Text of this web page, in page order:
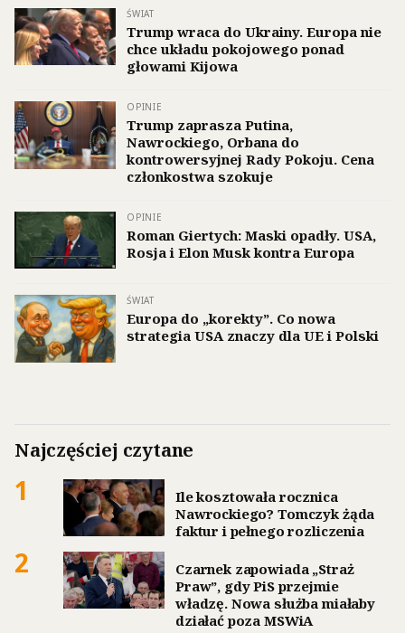
ŚWIAT
Trump wraca do Ukrainy. Europa nie
chce układu pokojowego ponad
głowami Kijowa
OPINIE
Trump zaprasza Putina,
Nawrockiego, Orbana do
kontrowersyjnej Rady Pokoju. Cena
członkostwa szokuje
OPINIE
Roman Giertych: Maski opadły. USA,
Rosja i Elon Musk kontra Europa
ŚWIAT
Europa do „korekty”. Co nowa
strategia USA znaczy dla UE i Polski
Najczęściej czytane
1
Ile kosztowała rocznica
Nawrockiego? Tomczyk żąda
faktur i pełnego rozliczenia
2
Czarnek zapowiada „Straż
Praw”, gdy PiS przejmie
władzę. Nowa służba miałaby
działać poza MSWiA